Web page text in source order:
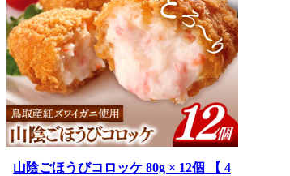
山陰ごほうびコロッケ 80g × 12個 【 4